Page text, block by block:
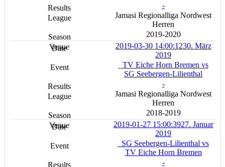
-
Jamasi Regionalliga Nordwest
Herren
2019-2020
2019-03-30 14:00:1230. März
2019
TV Eiche Horn Bremen vs
SG Seebergen-Lilienthal
-
Jamasi Regionalliga Nordwest
Herren
2018-2019
2019-01-27 15:00:3927. Januar
2019
SG Seebergen-Lilienthal vs
TV Eiche Horn Bremen
-